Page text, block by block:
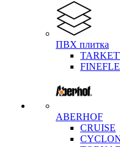
ПВХ плитка
ABERHOF
CRUISE